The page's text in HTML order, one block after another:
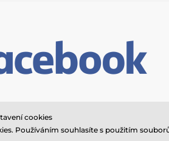
cookies
Používáním souhlasíte s použitím